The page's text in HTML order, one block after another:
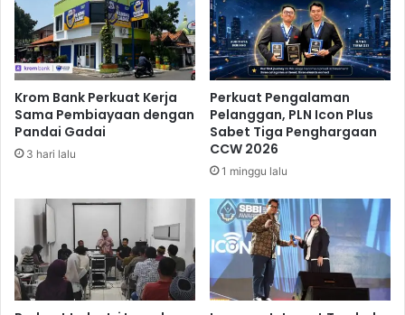
r
a
p
G
a
b
a
h
4
u
T
o
n
l
a
m
a
V
i
t
a
f
f
i
Krom Bank Perkuat Kerja
Sama Pembiayaan dengan
Pandai Gadai
3 hari lalu
Perkuat Pengalaman
Pelanggan, PLN Icon Plus
Sabet Tiga Penghargaan
CCW 2026
1 minggu lalu